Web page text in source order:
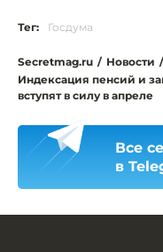
Тег: Госдума
Secretmag.ru / Новости /
Индексация пенсий и
вступят в силу в апреле
Все
в